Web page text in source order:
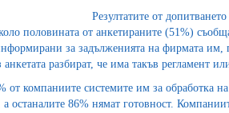
Резултатите от
половината от анкетираните (51%)
за задълженията на фирмата
разбират, че има такъв регламент
от компаниите системите им за обработка
останалите 86% нямат готовност.